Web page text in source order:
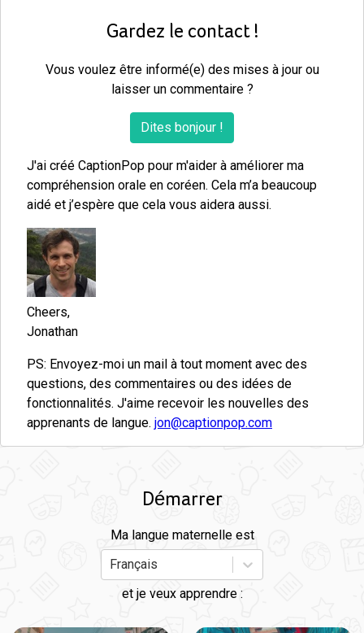
Gardez le contact !
Vous voulez être informé(e) des mises à jour ou
laisser un commentaire ?
Dites bonjour !
J'ai créé CaptionPop pour m'aider à améliorer ma
compréhension orale en coréen. Cela m’a beaucoup
aidé et j’espère que cela vous aidera aussi.
Cheers,
Jonathan
PS: Envoyez-moi un mail à tout moment avec des
questions, des commentaires ou des idées de
fonctionnalités. J'aime recevoir les nouvelles des
apprenants de langue. jon@captionpop.com
Démarrer
Ma langue maternelle est
Français
et je veux apprendre :